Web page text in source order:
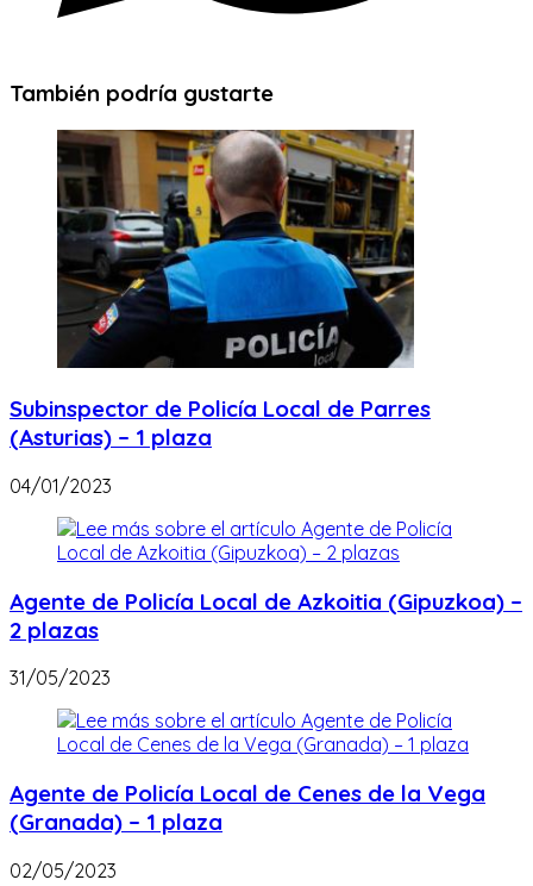
También podría gustarte
Subinspector de Policía Local de Parres
(Asturias) – 1 plaza
04/01/2023
Agente de Policía Local de Azkoitia (Gipuzkoa) –
2 plazas
31/05/2023
Agente de Policía Local de Cenes de la Vega
(Granada) – 1 plaza
02/05/2023